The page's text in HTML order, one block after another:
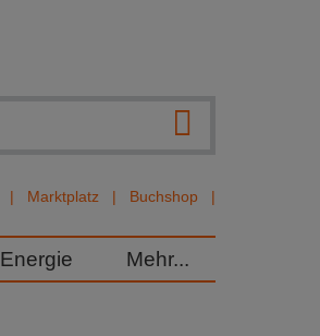
Marktplatz Buchshop
Energie Mehr...